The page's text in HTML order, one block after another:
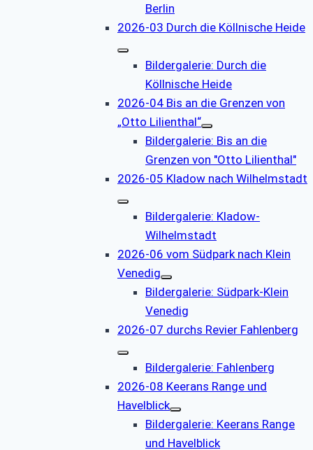
Berlin
2026-03 Durch die Köllnische Heide
Bildergalerie: Durch die
Köllnische Heide
2026-04 Bis an die Grenzen von
„Otto Lilienthal“
Bildergalerie: Bis an die
Grenzen von "Otto Lilienthal"
2026-05 Kladow nach Wilhelmstadt
Bildergalerie: Kladow-
Wilhelmstadt
2026-06 vom Südpark nach Klein
Venedig
Bildergalerie: Südpark-Klein
Venedig
2026-07 durchs Revier Fahlenberg
Bildergalerie: Fahlenberg
2026-08 Keerans Range und
Havelblick
Bildergalerie: Keerans Range
und Havelblick